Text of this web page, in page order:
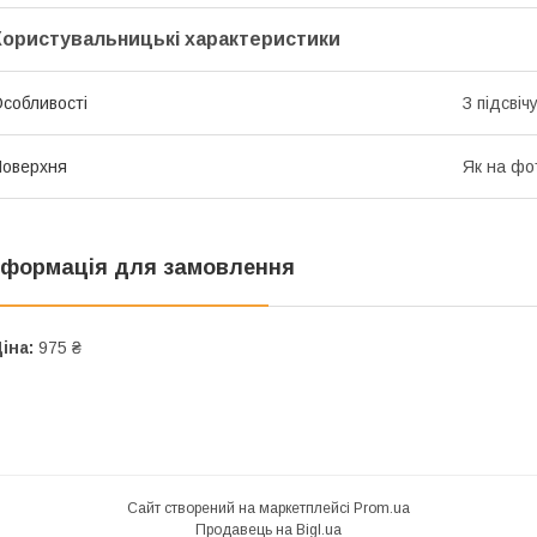
характеристики
З
Як на
для замовлення
975 ₴
Сайт створений на маркетплейсі Prom.ua
Продавець на Bigl.ua